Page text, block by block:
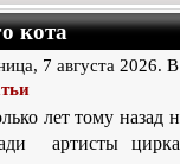
кота
7 августа 2026. В
лет тому назад
артисты